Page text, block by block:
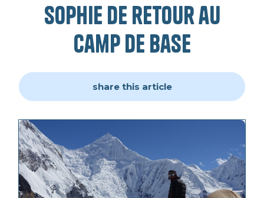
Sophie de retour au
camp de base
share this article